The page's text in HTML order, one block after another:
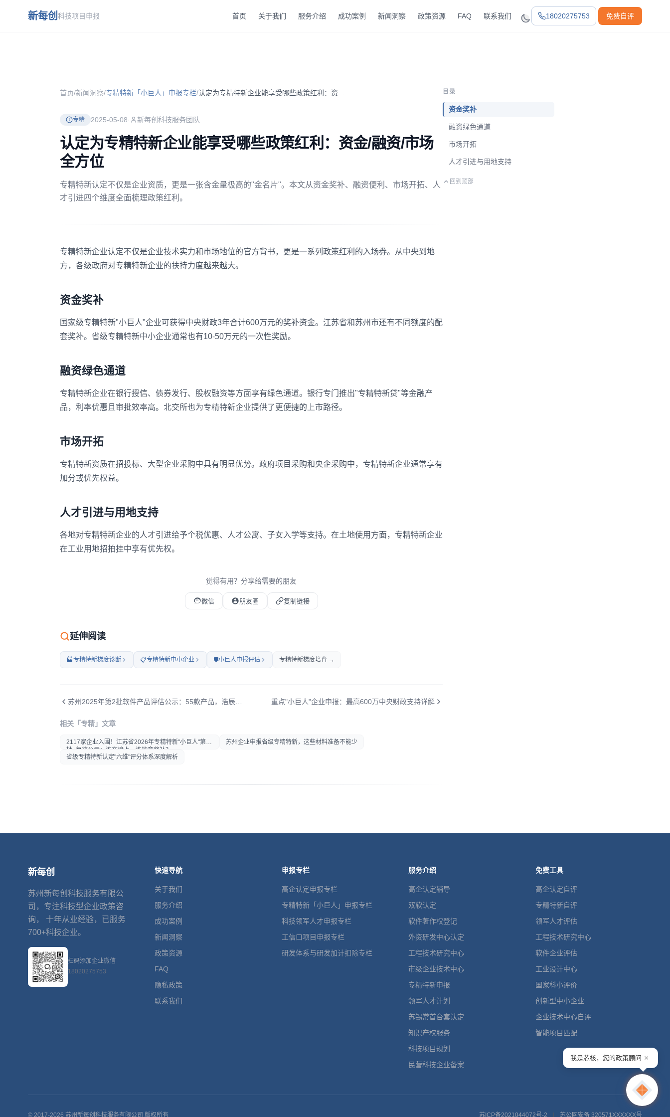
新每创 科技项目申报 首页 关于我们 服务介绍 成功案例 新闻洞察 政策资源 FAQ 联系我们 18020275753 免费自评
首页/新闻洞察/专精特新「小巨人」申报专栏/
专精 2025-05-08· 新每创科技服务团队
认定为专精特新企业能享受哪些政策红利：资金/融资/市场
全方位
专精特新认定不仅是企业资质，更是一张含金量极高的"金名片"。本文从资金奖补、融资便利、市场开拓、人
才引进四个维度全面梳理政策红利。
专精特新企业认定不仅是企业技术实力和市场地位的官方背书，更是一系列政策红利的入场券。从中央到地
方，各级政府对专精特新企业的扶持力度越来越大。
资金奖补
国家级专精特新"小巨人"企业可获得中央财政3年合计600万元的奖补资金。江苏省和苏州市还有不同额度的配
套奖补。省级专精特新中小企业通常也有10-50万元的一次性奖励。
融资绿色通道
专精特新企业在银行授信、债券发行、股权融资等方面享有绿色通道。银行专门推出"专精特新贷"等金融产
品，利率优惠且审批效率高。北交所也为专精特新企业提供了更便捷的上市路径。
市场开拓
专精特新资质在招投标、大型企业采购中具有明显优势。政府项目采购和央企采购中，专精特新企业通常享有
加分或优先权益。
人才引进与用地支持
各地对专精特新企业的人才引进给予个税优惠、人才公寓、子女入学等支持。在土地使用方面，专精特新企业
在工业用地招拍挂中享有优先权。
觉得有用？分享给需要的朋友
微信 朋友圈 复制链接
微信扫码打开本文
在微信内打开后分享给好友或
延伸阅读
🏭专精特新梯度诊断 📋专精特新中小企业 🛡️小巨人申报评估 专精特新梯度培育 →
重点"小巨人"企业申报：最高600万中央财政支持详解
相关「专精」文章
2117家企业入围！江苏省2026年专精特新"小巨人"第八
批+复核公示：谁在榜上，谁能拿奖补？
苏州企业申报省级专精特新，这些材料准备不能少
省级专精特新认定"六维"评分体系深度解析
目录
资金奖补
融资绿色通道
市场开拓
人才引进与用地支持
回到顶部
新每创
苏州新每创科技服务有限公
司，专注科技型企业政策咨
询， 十年从业经验，已服务
700+科技企业。
扫码添加企业微信
18020275753
快速导航
关于我们
服务介绍
成功案例
新闻洞察
政策资源
FAQ
隐私政策
联系我们
申报专栏
高企认定申报专栏
专精特新「小巨人」申报专栏
科技领军人才申报专栏
工信口项目申报专栏
研发体系与研发加计扣除专栏
服务介绍
高企认定辅导
双软认定
软件著作权登记
外资研发中心认定
工程技术研究中心
市级企业技术中心
专精特新申报
领军人才计划
苏锡常首台套认定
知识产权服务
科技项目规划
民营科技企业备案
免费工具
高企认定自评
专精特新自评
领军人才评估
工程技术研究中心
软件企业评估
工业设计中心
国家科小评价
创新型中小企业
企业技术中心自评
智能项目匹配
© 2017-2026 苏州新每创科技服务有限公司 版权所有 苏ICP备2021044072号-2 苏公网安备 320571XXXXXX号
我是芯核，您的政策顾问 ×